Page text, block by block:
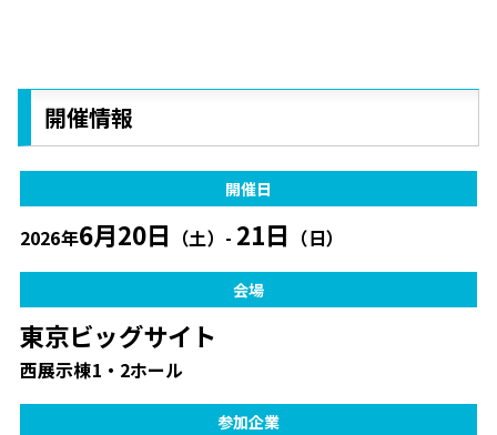
開催情報
開催日
2026年6月20日 （土）- 21日 （日）
会場
東京ビッグサイト
西展示棟1・2ホール
参加企業